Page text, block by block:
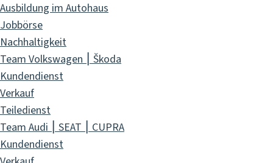
Ausbildung im Autohaus
Jobbörse
Nachhaltigkeit
Team Volkswagen ⎮ Škoda
Kundendienst
Verkauf
Teiledienst
Team Audi ⎮ SEAT ⎮ CUPRA
Kundendienst